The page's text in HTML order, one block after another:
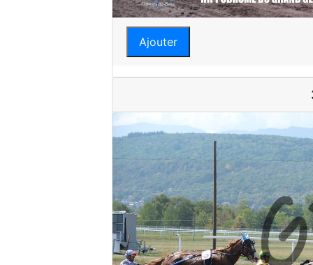
Ajouter